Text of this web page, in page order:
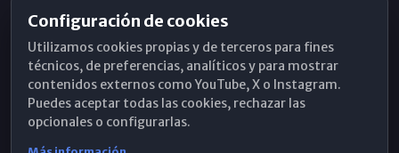
Configuración de cookies
Utilizamos cookies propias y de terceros para fines
técnicos, de preferencias, analíticos y para mostrar
contenidos externos como YouTube, X o Instagram.
Puedes aceptar todas las cookies, rechazar las
opcionales o configurarlas.